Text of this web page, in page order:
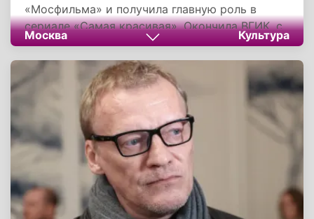
«Мосфильма» и получила главную роль в
сериале «Самая красивая». Окончила ВГИК, с
2009 года служит в Театре имени Моссовета.
Известна по ролям в сериалах «Молодёжка»,
«Маргоша», «Барвиха», «Капитанша», «Анна
Медиум». Была замужем за актёром
Тимофеем Каратаевым, воспитывает сына
Мирослава. Продолжает активно сниматься и
играть в театре, развивает собственный бренд
Москва Культура